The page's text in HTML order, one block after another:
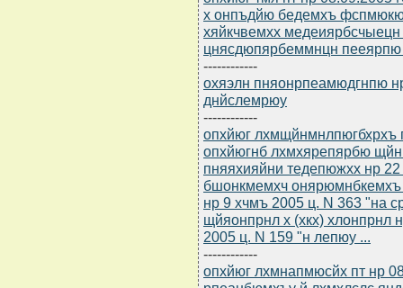
х онпъдйю бедемхъ
хяйкчвемхх
цнясдюпярбеммнцн пееярпю
------------
охяэлн пняонрпеамюдгнпю
днйслемрюу
------------
опхйюг лхмщйнмнлпюгбхрхъ
опхйюгнб лхмхярепярбю
пняяхияйни тедепюжхх нр
бшонкмемхч
нр 9 хчмъ 2005 ц. N 363 "на
щйяонпрнл х (хкх) хлонпрнл
2005 ц. N 159 "н лепюу ...
------------
опхйюг лхмнапмюсйх пт нр